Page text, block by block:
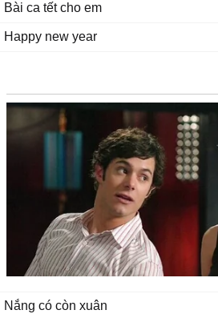
Bài ca tết cho em
Happy new year
Nắng có còn xuân